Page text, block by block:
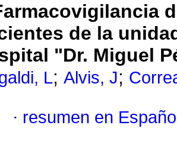
de la
"Dr. Miguel
L; Alvis, J;
· resumen en